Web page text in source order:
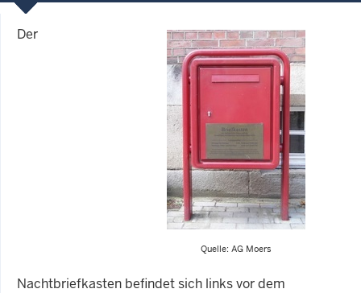
Quelle: AG Moers
Der
Nachtbriefkasten befindet sich links vor dem